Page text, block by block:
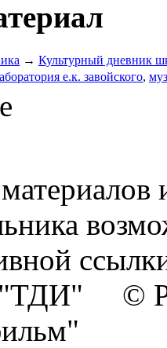
→ Культурный дневник
е.к. завойского,
©